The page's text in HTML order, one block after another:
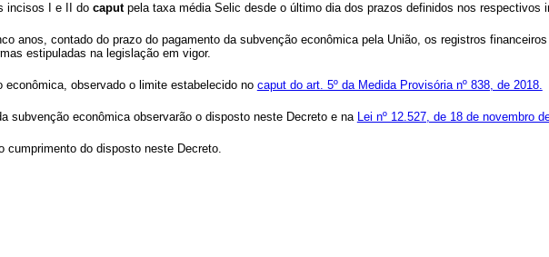
incisos I e II do caput pela taxa média Selic desde o último dia dos prazos definidos nos respectivos
anos, contado do prazo do pagamento da subvenção econômica pela União, os registros
estipuladas na legislação em vigor.
observado o limite estabelecido no caput do art. 5º da Medida Provisória nº 838, de 2018.
subvenção econômica observarão o disposto neste Decreto e na Lei nº 12.527, de 18 de novembro
cumprimento do disposto neste Decreto.